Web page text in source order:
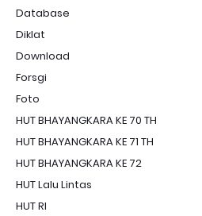
Database
Diklat
Download
Forsgi
Foto
HUT BHAYANGKARA KE 70 TH
HUT BHAYANGKARA KE 71 TH
HUT BHAYANGKARA KE 72
HUT Lalu Lintas
HUT RI